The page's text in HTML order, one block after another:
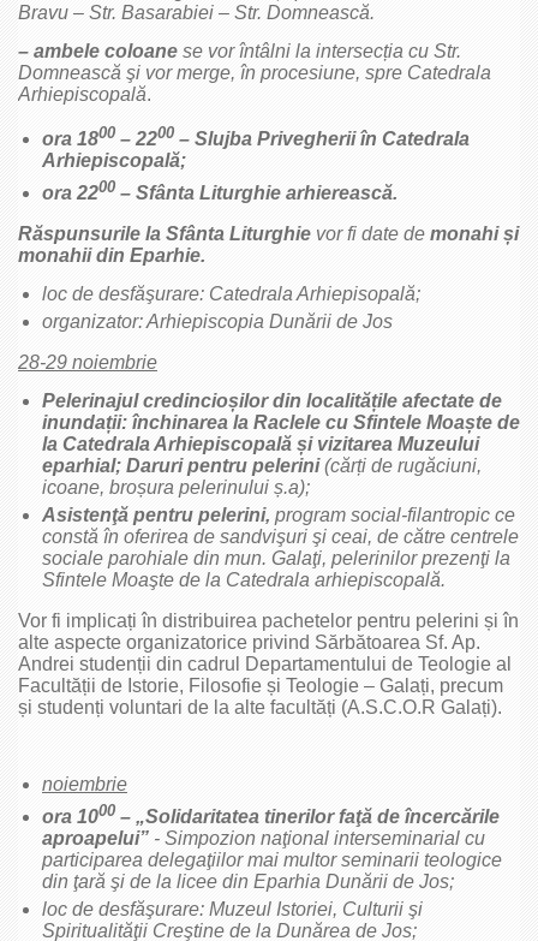
Bravu – Str. Basarabiei – Str. Domnească.
– ambele coloane se vor întâlni la intersecția cu Str.
Domnească şi vor merge, în procesiune, spre Catedrala
Arhiepiscopală.
ora 1800 – 2200 – Slujba Privegherii în Catedrala
Arhiepiscopală;
ora 2200 – Sfânta Liturghie arhierească.
Răspunsurile la Sfânta Liturghie vor fi date de monahi și
monahii din Eparhie.
loc de desfăşurare: Catedrala Arhiepisopală;
organizator: Arhiepiscopia Dunării de Jos
28-29 noiembrie
Pelerinajul credincioșilor din localitățile afectate de
inundații: închinarea la Raclele cu Sfintele Moaște de
la Catedrala Arhiepiscopală și vizitarea Muzeului
eparhial; Daruri pentru pelerini(cărți de rugăciuni,
icoane, broșura pelerinului ș.a);
Asistenţă pentru pelerini, program social-filantropic ce
constă în oferirea de sandvişuri şi ceai, de către centrele
sociale parohiale din mun. Galaţi, pelerinilor prezenţi la
Sfintele Moaşte de la Catedrala arhiepiscopală.
Vor fi implicați în distribuirea pachetelor pentru pelerini și în
alte aspecte organizatorice privind Sărbătoarea Sf. Ap.
Andrei studenții din cadrul Departamentului de Teologie al
Facultății de Istorie, Filosofie și Teologie – Galați, precum
și studenți voluntari de la alte facultăți (A.S.C.O.R Galați).
noiembrie
ora 1000 – „Solidaritatea tinerilor faţă de încercările
aproapelui” - Simpozion naţional interseminarial cu
participarea delegaţiilor mai multor seminarii teologice
din ţară şi de la licee din Eparhia Dunării de Jos;
loc de desfăşurare: Muzeul Istoriei, Culturii şi
Spiritualităţii Creştine de la Dunărea de Jos;